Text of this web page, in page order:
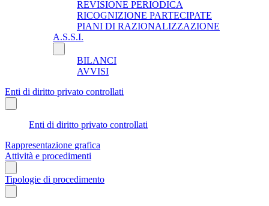
REVISIONE PERIODICA
RICOGNIZIONE PARTECIPATE
PIANI DI RAZIONALIZZAZIONE
A.S.S.I.
BILANCI
AVVISI
Enti di diritto privato controllati
Enti di diritto privato controllati
Rappresentazione grafica
Attività e procedimenti
Tipologie di procedimento